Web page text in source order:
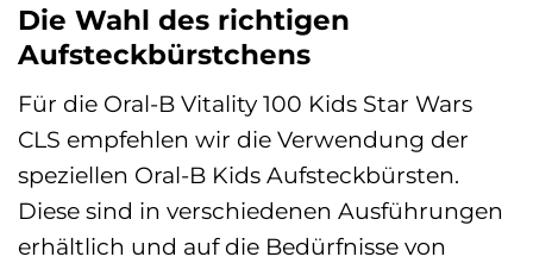
Die Wahl des richtigen
Aufsteckbürstchens
Für die Oral-B Vitality 100 Kids Star Wars
CLS empfehlen wir die Verwendung der
speziellen Oral-B Kids Aufsteckbürsten.
Diese sind in verschiedenen Ausführungen
erhältlich und auf die Bedürfnisse von